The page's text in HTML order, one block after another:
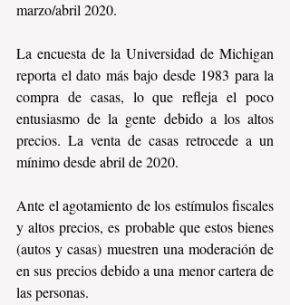
marzo/abril 2020.
La encuesta de la Universidad de Michigan
reporta el dato más bajo desde 1983 para la
compra de casas, lo que refleja el poco
entusiasmo de la gente debido a los altos
precios. La venta de casas retrocede a un
mínimo desde abril de 2020.
Ante el agotamiento de los estímulos fiscales
y altos precios, es probable que estos bienes
(autos y casas) muestren una moderación de
en sus precios debido a una menor cartera de
las personas.